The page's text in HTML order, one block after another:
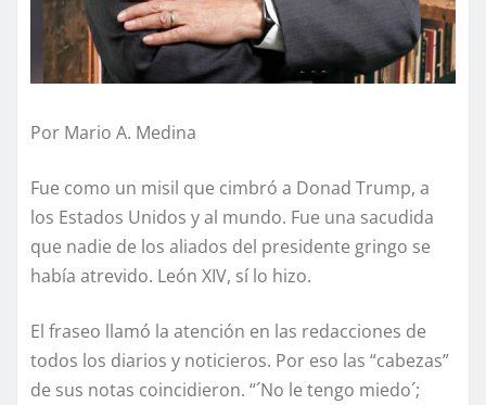
Por Mario A. Medina
Fue como un misil que cimbró a Donad Trump, a
los Estados Unidos y al mundo. Fue una sacudida
que nadie de los aliados del presidente gringo se
había atrevido. León XIV, sí lo hizo.
El fraseo llamó la atención en las redacciones de
todos los diarios y noticieros. Por eso las “cabezas”
de sus notas coincidieron. “´No le tengo miedo´;